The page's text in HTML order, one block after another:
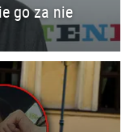
go za nie